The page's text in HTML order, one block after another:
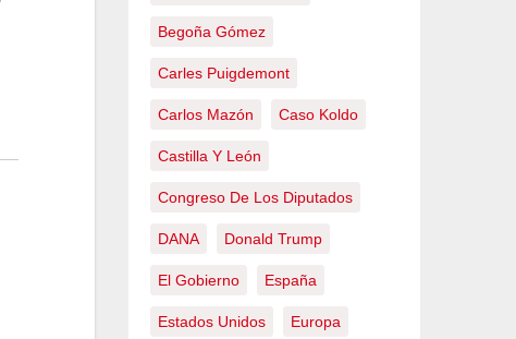
Begoña Gómez
Carles Puigdemont
Carlos Mazón Caso Koldo
Castilla Y León
Congreso De Los Diputados
DANA Donald Trump
El Gobierno España
Estados Unidos Europa